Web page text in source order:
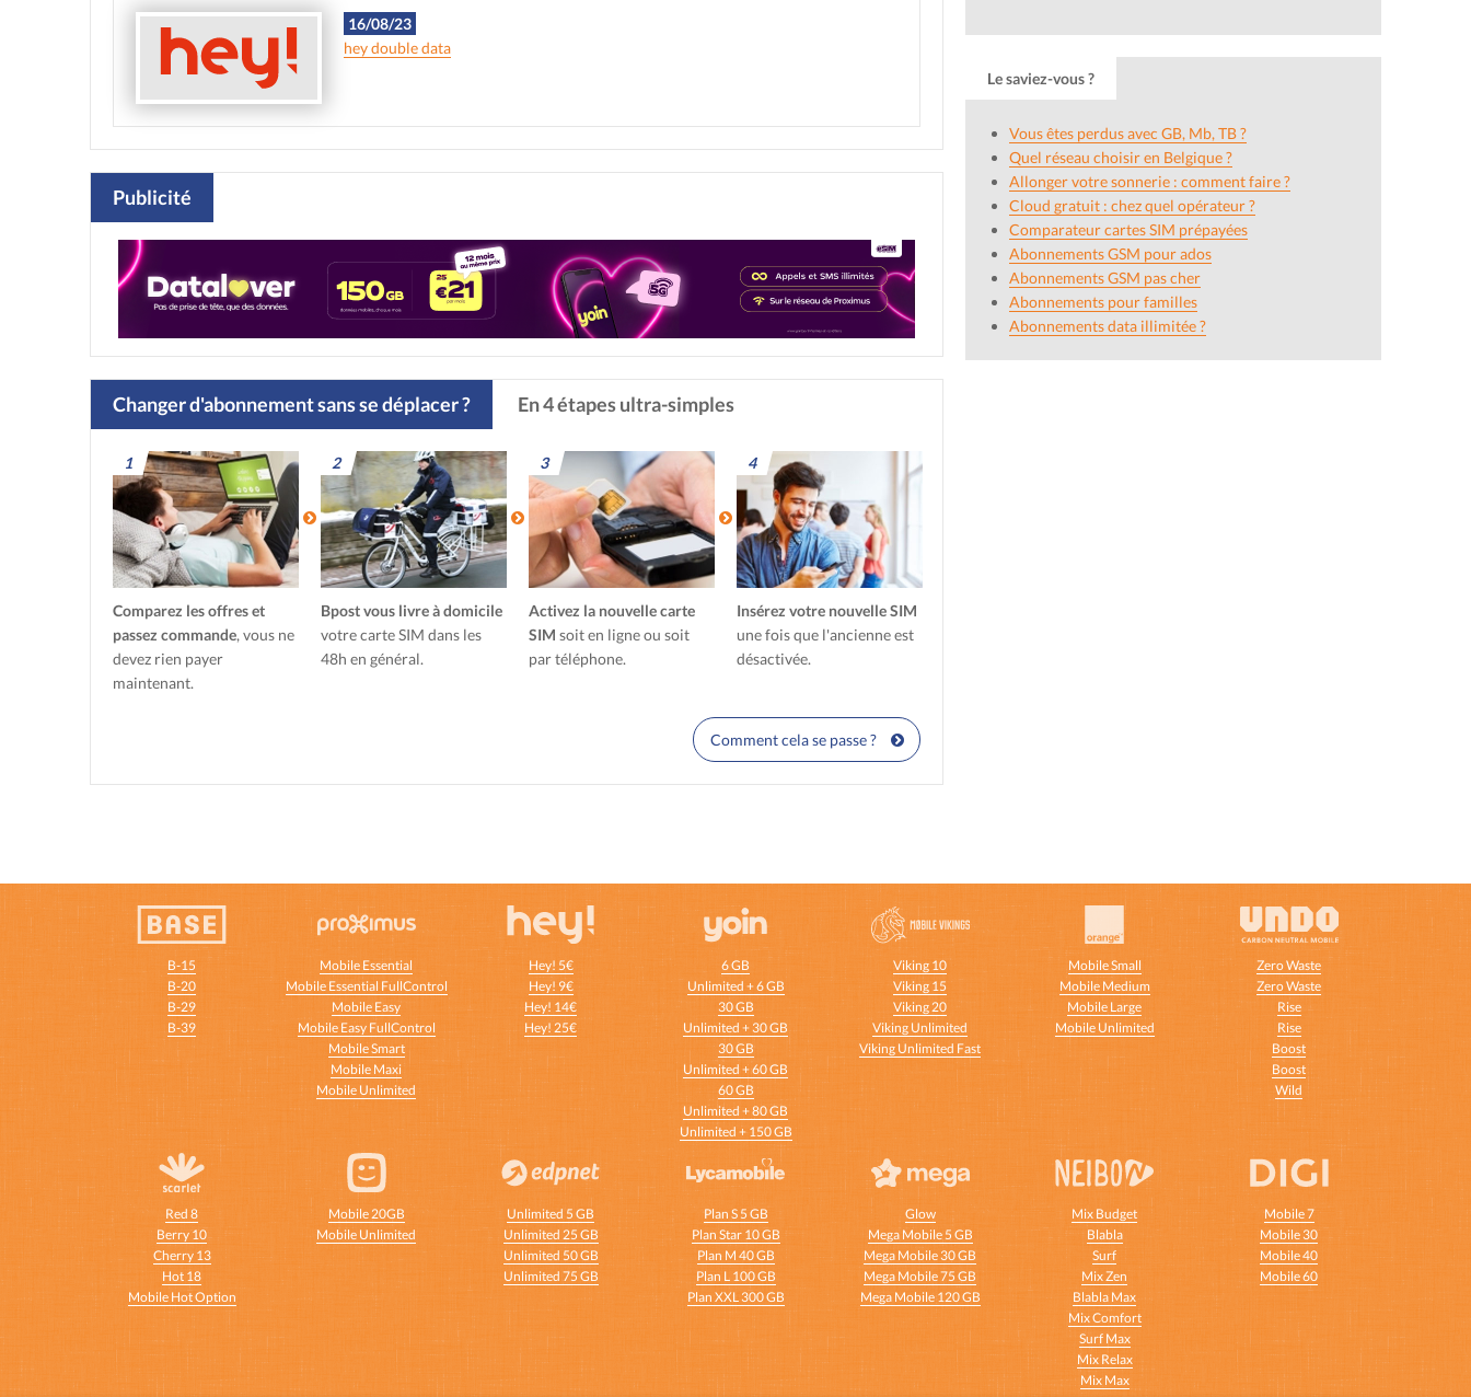
16/08/23
hey double data
Publicité
Changer d'abonnement sans se déplacer ? En 4 étapes ultra-simples
1
Comparez les offres et
passez commande, vous ne
devez rien payer
maintenant.
2
Bpost vous livre à domicile
votre carte SIM dans les
48h en général.
3
Activez la nouvelle carte
SIM soit en ligne ou soit
par téléphone.
4
Insérez votre nouvelle SIM
une fois que l'ancienne est
désactivée.
Comment cela se passe ?
Le saviez-vous ?
Vous êtes perdus avec GB, Mb, TB ?
Quel réseau choisir en Belgique ?
Allonger votre sonnerie : comment faire ?
Cloud gratuit : chez quel opérateur ?
Comparateur cartes SIM prépayées
Abonnements GSM pour ados
Abonnements GSM pas cher
Abonnements pour familles
Abonnements data illimitée ?
B-15
B-20
B-29
B-39
Mobile Essential
Mobile Essential FullControl
Mobile Easy
Mobile Easy FullControl
Mobile Smart
Mobile Maxi
Mobile Unlimited
Hey! 5€
Hey! 9€
Hey! 14€
Hey! 25€
6 GB
Unlimited + 6 GB
30 GB
Unlimited + 30 GB
30 GB
Unlimited + 60 GB
60 GB
Unlimited + 80 GB
Unlimited + 150 GB
Viking 10
Viking 15
Viking 20
Viking Unlimited
Viking Unlimited Fast
Mobile Small
Mobile Medium
Mobile Large
Mobile Unlimited
Zero Waste
Zero Waste
Rise
Rise
Boost
Boost
Wild
Red 8
Berry 10
Cherry 13
Hot 18
Mobile Hot Option
Mobile 20GB
Mobile Unlimited
Unlimited 5 GB
Unlimited 25 GB
Unlimited 50 GB
Unlimited 75 GB
Plan S 5 GB
Plan Star 10 GB
Plan M 40 GB
Plan L 100 GB
Plan XXL 300 GB
Glow
Mega Mobile 5 GB
Mega Mobile 30 GB
Mega Mobile 75 GB
Mega Mobile 120 GB
Mix Budget
Blabla
Surf
Mix Zen
Blabla Max
Mix Comfort
Surf Max
Mix Relax
Mix Max
Mobile 7
Mobile 30
Mobile 40
Mobile 60